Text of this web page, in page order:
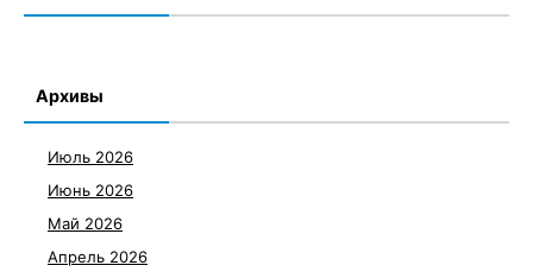
Архивы
Июль 2026
Июнь 2026
Май 2026
Апрель 2026